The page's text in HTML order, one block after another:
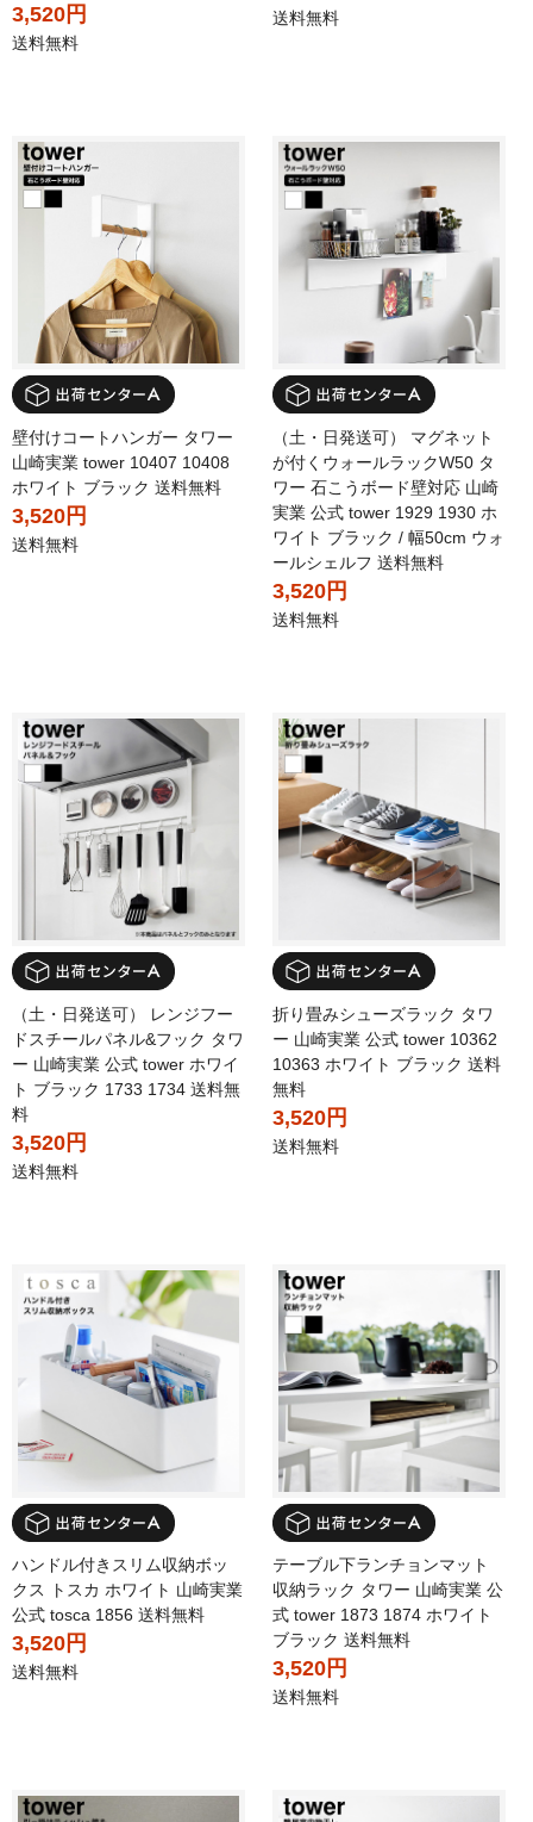
3,520円
送料無料
送料無料
壁付けコートハンガー タワー
山崎実業 tower 10407 10408
ホワイト ブラック 送料無料
3,520円
送料無料
（土・日発送可） マグネット
が付くウォールラックW50 タ
ワー 石こうボード壁対応 山崎
実業 公式 tower 1929 1930 ホ
ワイト ブラック / 幅50cm ウォ
ールシェルフ 送料無料
3,520円
送料無料
（土・日発送可） レンジフー
ドスチールパネル&フック タワ
ー 山崎実業 公式 tower ホワイ
ト ブラック 1733 1734 送料無
料
3,520円
送料無料
折り畳みシューズラック タワ
ー 山崎実業 公式 tower 10362
10363 ホワイト ブラック 送料
無料
3,520円
送料無料
ハンドル付きスリム収納ボッ
クス トスカ ホワイト 山崎実業
公式 tosca 1856 送料無料
3,520円
送料無料
テーブル下ランチョンマット
収納ラック タワー 山崎実業 公
式 tower 1873 1874 ホワイト
ブラック 送料無料
3,520円
送料無料